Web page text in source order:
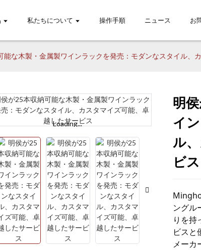
私たちについて 操作手順 ニュース お
能な木製・金属製ワインラックを発売：モダンなスタイル、
Loading...
Loading...
明
イ
ル
ビス
ングル
りを持
ビスと
メーカ